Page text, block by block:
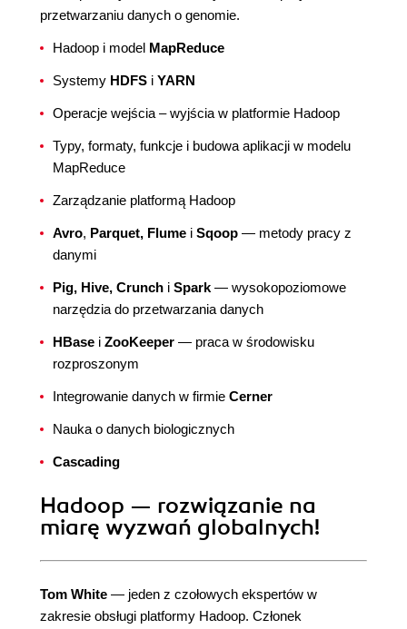
przetwarzaniu danych o genomie.
Hadoop i model MapReduce
Systemy HDFS i YARN
Operacje wejścia – wyjścia w platformie Hadoop
Typy, formaty, funkcje i budowa aplikacji w modelu
MapReduce
Zarządzanie platformą Hadoop
Avro, Parquet, Flume i Sqoop — metody pracy z
danymi
Pig, Hive, Crunch i Spark — wysokopoziomowe
narzędzia do przetwarzania danych
HBase i ZooKeeper — praca w środowisku
rozproszonym
Integrowanie danych w firmie Cerner
Nauka o danych biologicznych
Cascading
Hadoop — rozwiązanie na
miarę wyzwań globalnych!
Tom White — jeden z czołowych ekspertów w
zakresie obsługi platformy Hadoop. Członek